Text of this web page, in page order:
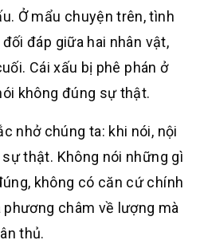
Ở mẩu chuyện trên, tình
đáp giữa hai nhân vật,
Cái xấu bị phê phán ở
không đúng sự thật.
nhở chúng ta: khi nói, nội
thật. Không nói những gì
không có căn cứ chính
châm về lượng mà
thủ.